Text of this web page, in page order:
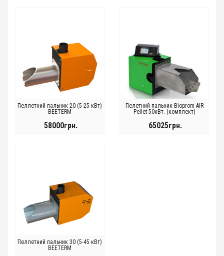
Пеллетний пальник 20 (5-25 кВт)
BEETERM
58000грн.
Пелетний пальник Bioprom AIR
Pellet 50кВт. (комплект)
65025грн.
Пеллетний пальник 30 (5-45 кВт)
BEETERM